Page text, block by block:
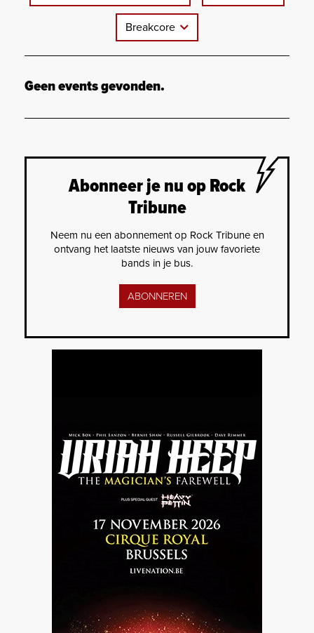
Breakcore
Geen events gevonden.
Abonneer je nu op Rock
Tribune
Neem nu een abonnement op Rock Tribune en
ontvang het laatste nieuws van jouw favoriete
bands in je bus.
ABONNEREN